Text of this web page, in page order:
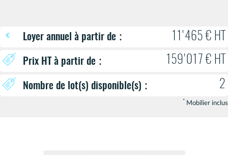
Loyer annuel à partir de : 11'465 € HT
Prix HT à partir de : 159'017 € HT
Nombre de lot(s) disponible(s) : 2
* Mobilier inclus